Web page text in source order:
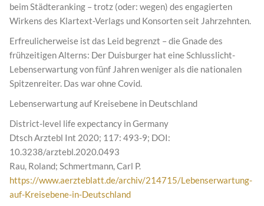
beim Städteranking – trotz (oder: wegen) des engagierten
Wirkens des Klartext-Verlags und Konsorten seit Jahrzehnten.
Erfreulicherweise ist das Leid begrenzt – die Gnade des
frühzeitigen Alterns: Der Duisburger hat eine Schlusslicht-
Lebenserwartung von fünf Jahren weniger als die nationalen
Spitzenreiter. Das war ohne Covid.
Lebenserwartung auf Kreisebene in Deutschland
District-level life expectancy in Germany
Dtsch Arztebl Int 2020; 117: 493-9; DOI:
10.3238/arztebl.2020.0493
Rau, Roland; Schmertmann, Carl P.
https://www.aerzteblatt.de/archiv/214715/Lebenserwartung-
auf-Kreisebene-in-Deutschland